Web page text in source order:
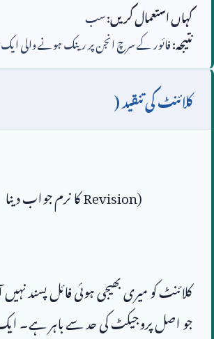
کہاں استعمال کریں:سب
نتیجہ:فائور کے سرچ انجن پر رینک ہونے والی
کلائنٹ کی تنقید (
Revision)
کلائنٹ کو میری بھیجی ہوئی فائل پسند